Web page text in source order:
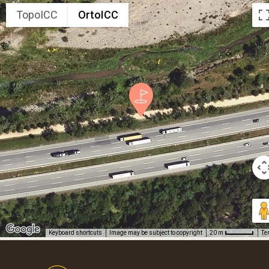
TopoICC OrtoICC
Keyboard shortcuts Image may be subject to copyright 20 m